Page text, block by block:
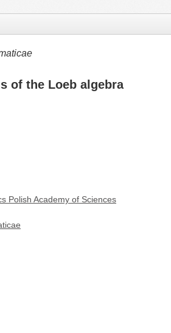
of the Loeb algebra
Polish Academy of Sciences